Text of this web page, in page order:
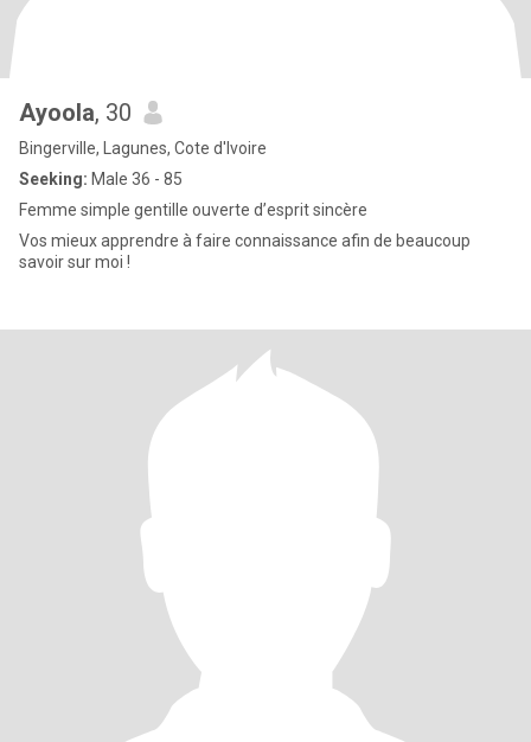
Ayoola, 30
Bingerville, Lagunes, Cote d'Ivoire
Seeking: Male 36 - 85
Femme simple gentille ouverte d’esprit sincère
Vos mieux apprendre à faire connaissance afin de beaucoup
savoir sur moi !